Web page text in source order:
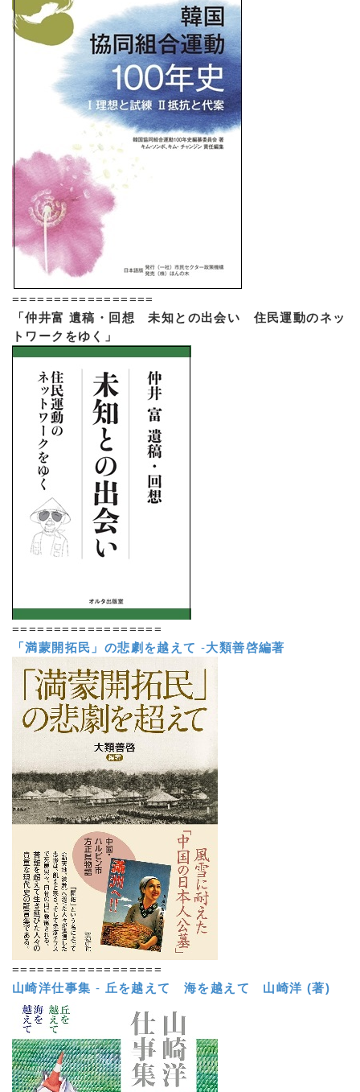
=================
「仲井富 遺稿・回想 未知との出会い 住民運動のネッ
トワークをゆく」
==================
「満蒙開拓民」の悲劇を越えて -大類善啓編著
==================
山崎洋仕事集 - 丘を越えて 海を越えて 山崎洋 (著)